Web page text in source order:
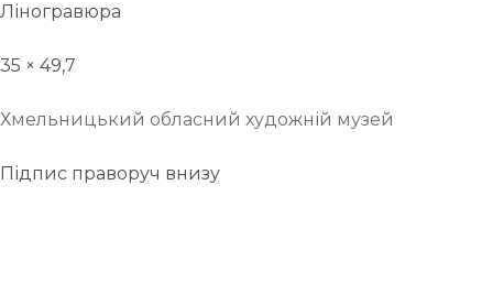
Ліногравюра
35 × 49,7
Хмельницький обласний художній музей
Підпис праворуч внизу